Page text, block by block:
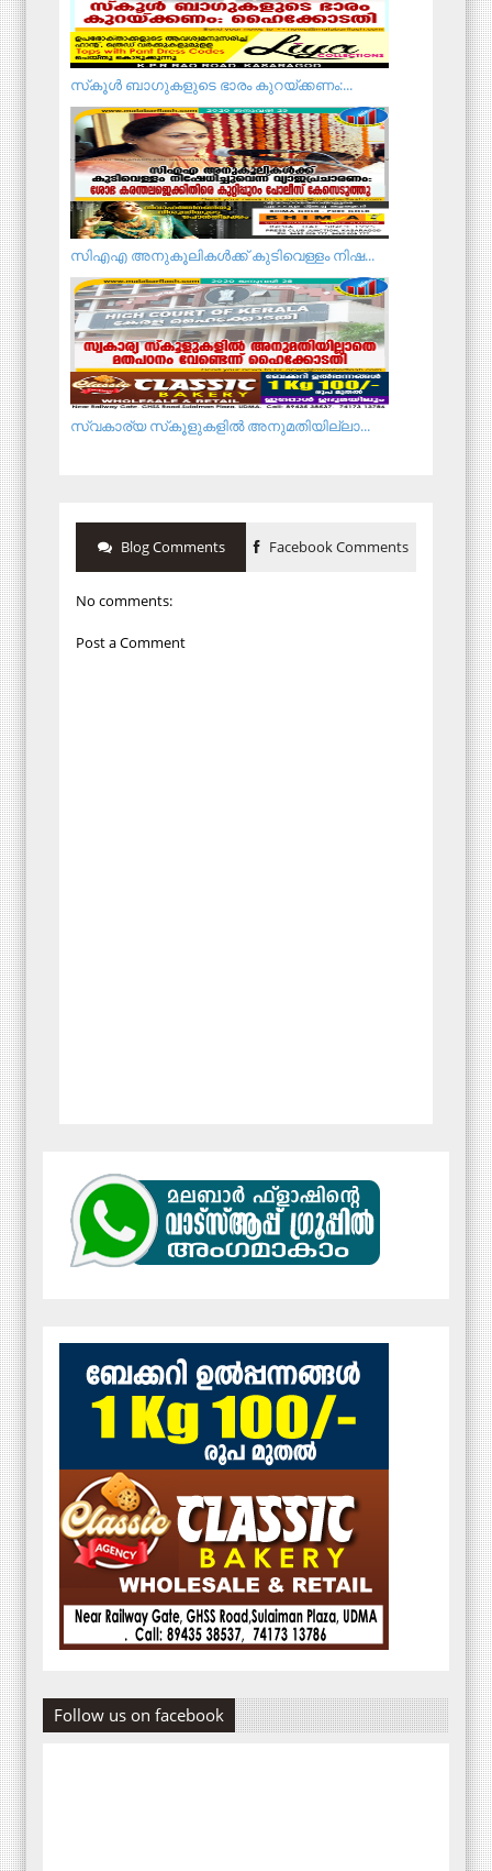
സ്‌കൂള്‍ ബാഗുകളുടെ ഭാരം കുറയ്ക്കണം:...
സിഎഎ അനുകൂലികള്‍ക്ക് കുടിവെള്ളം നിഷ...
സ്വകാര്യ സ്‌കൂളുകളില്‍ അനുമതിയില്ലാ...
Blog Comments Facebook Comments
No comments:
Post a Comment
Follow us on facebook